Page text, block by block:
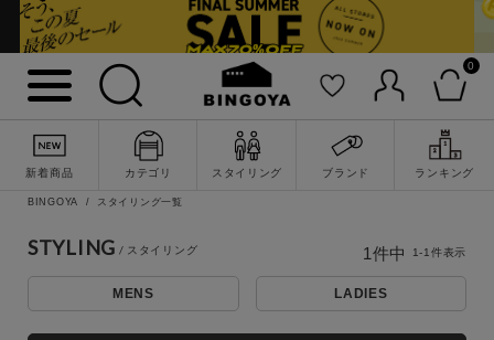
0
新着商品 カテゴリ スタイリング ブランド ランキング
詳細検索
BINGOYA スタイリング一覧
STYLING
MENS LADIES
1 件中 1-1件表示